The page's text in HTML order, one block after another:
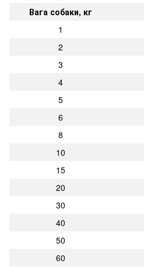
Вага собаки, кг
1
2
3
4
5
6
8
10
15
20
30
40
50
60